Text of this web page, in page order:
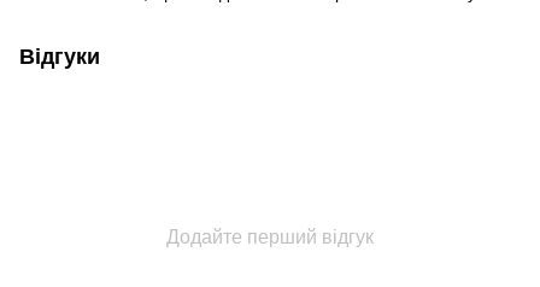
Відгуки
Додайте перший відгук